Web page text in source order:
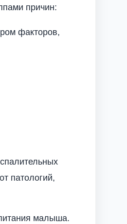
причин:
факторов,
патологий,
малыша.